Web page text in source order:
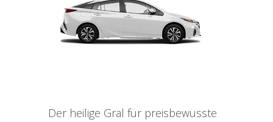
Der heilige Gral für preisbewusste